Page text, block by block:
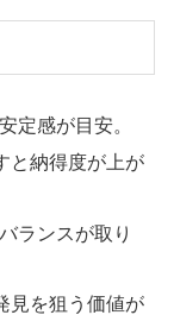
定感が目安。
と納得度が上が
ランスが取り
見を狙う価値が